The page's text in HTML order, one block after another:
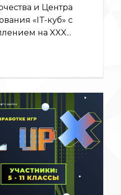
и Центра
«IT-куб» с
на XXX...